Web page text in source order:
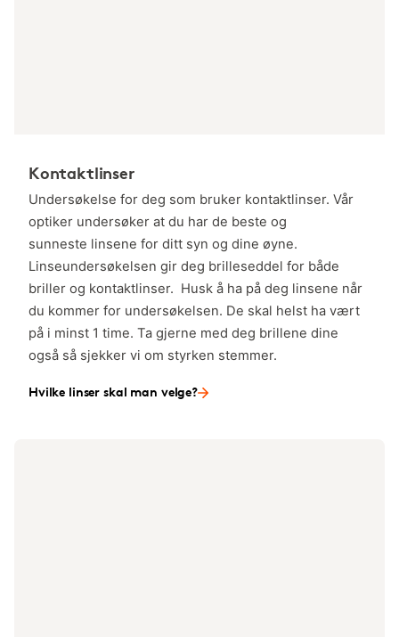
Kontaktlinser
Undersøkelse for deg som bruker kontaktlinser. Vår
optiker undersøker at du har de beste og
sunneste linsene for ditt syn og dine øyne.
Linseundersøkelsen gir deg brilleseddel for både
briller og kontaktlinser. Husk å ha på deg linsene når
du kommer for undersøkelsen. De skal helst ha vært
på i minst 1 time. Ta gjerne med deg brillene dine
også så sjekker vi om styrken stemmer.
Hvilke linser skal man velge?